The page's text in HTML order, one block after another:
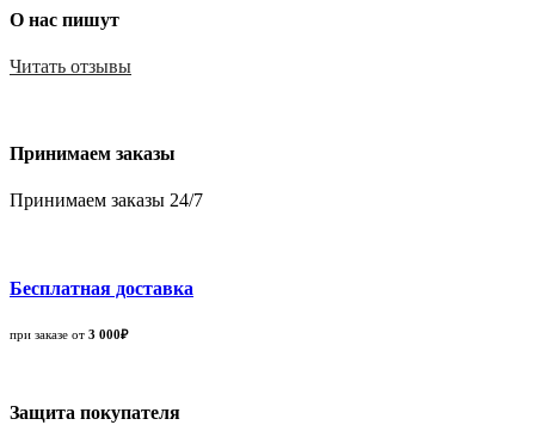
О нас пишут
Читать отзывы
Принимаем заказы
Принимаем заказы 24/7
Бесплатная доставка
при заказе от 3 000₽
Защита покупателя